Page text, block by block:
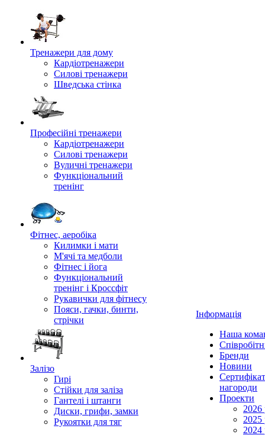
Тренажери для дому
Кардіотренажери
Силові тренажери
Шведська стінка
Професійні тренажери
Кардіотренажери
Силові тренажери
Вуличні тренажери
Функціональний
тренінг
Фітнес, аеробіка
Килимки і мати
М'ячі та медболи
Фітнес і йога
Функціональний
тренінг і Кроссфіт
Рукавички для фітнесу
Пояси, гачки, бинти,
стрічки
Залізо
Гирі
Стійки для заліза
Гантелі і штанги
Диски, грифи, замки
Рукоятки для тяг
Інформація
Наша
Бренди
Новини
нагороди
Проекти
2026
2025
2024